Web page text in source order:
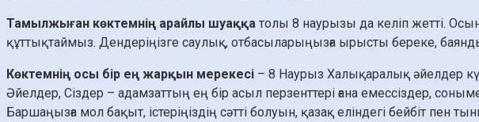
Тамылжыған көктемнің арайлы шуаққа толы 8 наурызы да келіп жетті.
құттықтаймыз. Дендеріңізге саулық, отбасыларыңызға ырысты береке,
Көктемнің осы бір ең жарқын мерекесі – 8 Наурыз Халықаралық әйелдер
Әйелдер, Сіздер – адамзаттың ең бір асыл перзенттері ғана емессіздер,
Баршаңызға мол бақыт, істеріңіздің сәтті болуын, қазақ еліндегі бейбіт